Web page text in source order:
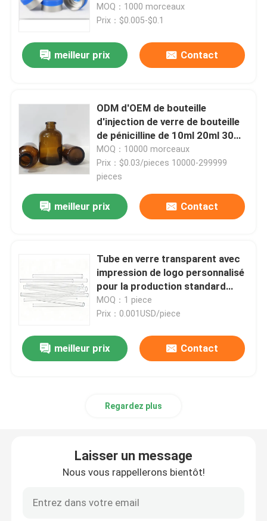
Visite de l'usine
Contrôle de la qualité
Nouvelles
Blogs
Flacon en verre borosilicaté
ampoule en verre
Flacon en verre moulé
Flacons en verre à bouchon à vis
secousse de 26mm
MOQ：1000 morceaux
Prix：$0.005-$0.1
meilleur prix Contact
ODM d'OEM de bouteille
d'injection de verre de bouteille
de pénicilline de 10ml 20ml 30ml
50ml 100ml
MOQ：10000 morceaux
Prix：$0.03/pieces 10000-299999
pieces
meilleur prix Contact
Tube en verre transparent avec
impression de logo personnalisé
pour la production standard
GMP de 6 milliards d'ampoules et
flacons
MOQ：1 piece
Prix：0.001USD/piece
meilleur prix Contact
Regardez plus
Laisser un message
Nous vous rappellerons bientôt!